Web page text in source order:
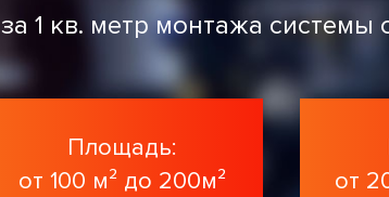
1 кв. метр монтажа
Площадь:
от 100 м² до 200м²
от